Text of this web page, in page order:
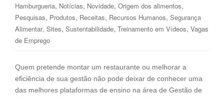
Hamburgueria, Notícias, Novidade, Origem dos alimentos,
Pesquisas, Produtos, Receitas, Recursos Humanos, Segurança
Alimentar, Sites, Sustentabilidade, Treinamento em Vídeos, Vagas
de Emprego
Quem pretende montar um restaurante ou melhorar a
eficiência de sua gestão não pode deixar de conhecer uma
das melhores plataformas de ensino na área de Gestão de